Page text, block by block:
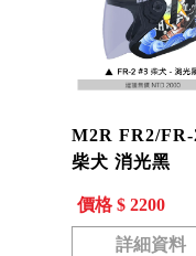
M2R FR2/FR-
柴犬 消光黑
價格 $ 2200
詳細資料